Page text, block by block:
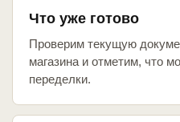
Что уже готово
Проверим текущую
магазина и отметим, что
переделки.